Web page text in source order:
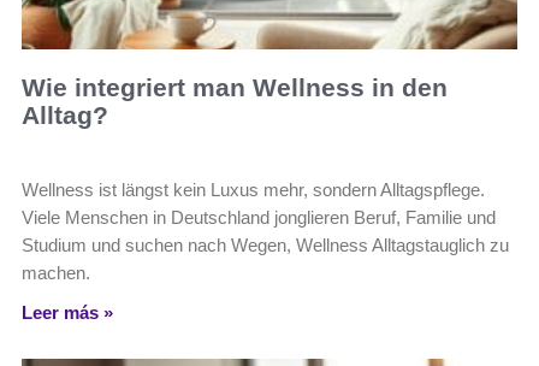
Wie integriert man Wellness in den
Alltag?
Wellness ist längst kein Luxus mehr, sondern Alltagspflege.
Viele Menschen in Deutschland jonglieren Beruf, Familie und
Studium und suchen nach Wegen, Wellness Alltagstauglich zu
machen.
Leer más »